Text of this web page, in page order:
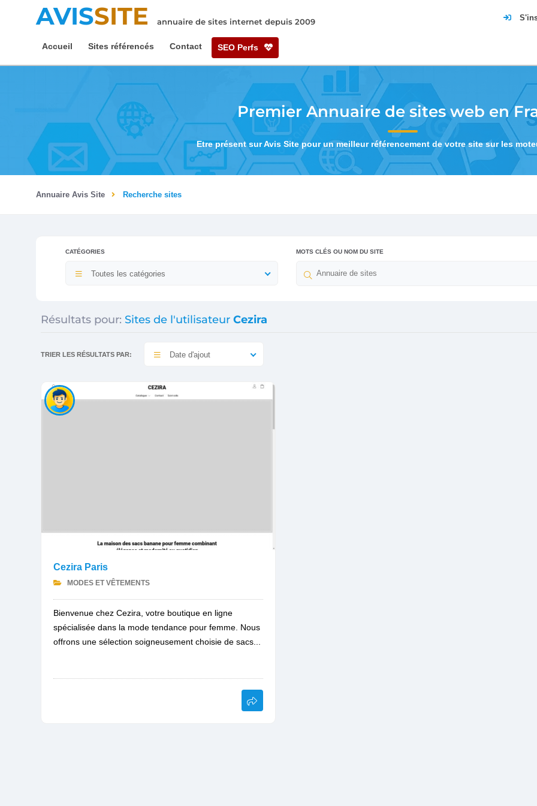
AVISSITE annuaire de sites internet depuis 2009
Accueil Sites référencés Contact SEO Perfs
Premier Annuaire de sites web en
Etre présent sur Avis Site pour un meilleur référencement de votre site sur les
Annuaire Avis Site Recherche sites
CATÉGORIES
Toutes les catégories
MOTS CLÉS OU NOM DU SITE
Résultats pour: Sites de l'utilisateur Cezira
TRIER LES RÉSULTATS PAR: Date d'ajout
Cezira Paris
MODES ET VÊTEMENTS
Bienvenue chez Cezira, votre boutique en ligne
spécialisée dans la mode tendance pour femme. Nous
offrons une sélection soigneusement choisie de sacs...